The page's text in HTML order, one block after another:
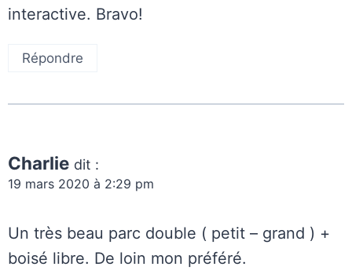
interactive. Bravo!
Répondre
Charlie dit :
19 mars 2020 à 2:29 pm
Un très beau parc double ( petit – grand ) +
boisé libre. De loin mon préféré.